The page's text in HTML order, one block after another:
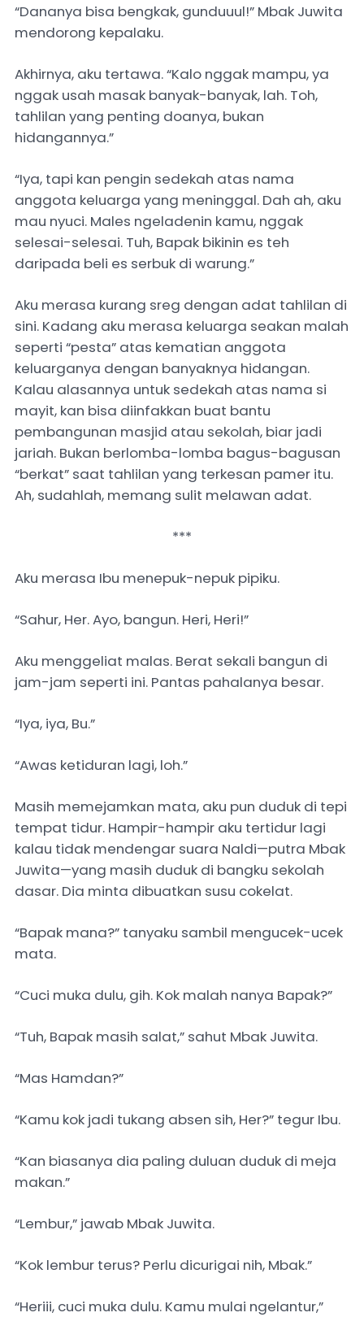
“Dananya bisa bengkak, gunduuul!” Mbak Juwita
mendorong kepalaku.
Akhirnya, aku tertawa. “Kalo nggak mampu, ya
nggak usah masak banyak-banyak, lah. Toh,
tahlilan yang penting doanya, bukan
hidangannya.”
“Iya, tapi kan pengin sedekah atas nama
anggota keluarga yang meninggal. Dah ah, aku
mau nyuci. Males ngeladenin kamu, nggak
selesai-selesai. Tuh, Bapak bikinin es teh
daripada beli es serbuk di warung.”
Aku merasa kurang sreg dengan adat tahlilan di
sini. Kadang aku merasa keluarga seakan malah
seperti “pesta” atas kematian anggota
keluarganya dengan banyaknya hidangan.
Kalau alasannya untuk sedekah atas nama si
mayit, kan bisa diinfakkan buat bantu
pembangunan masjid atau sekolah, biar jadi
jariah. Bukan berlomba-lomba bagus-bagusan
“berkat” saat tahlilan yang terkesan pamer itu.
Ah, sudahlah, memang sulit melawan adat.
***
Aku merasa Ibu menepuk-nepuk pipiku.
“Sahur, Her. Ayo, bangun. Heri, Heri!”
Aku menggeliat malas. Berat sekali bangun di
jam-jam seperti ini. Pantas pahalanya besar.
“Iya, iya, Bu.”
“Awas ketiduran lagi, loh.”
Masih memejamkan mata, aku pun duduk di tepi
tempat tidur. Hampir-hampir aku tertidur lagi
kalau tidak mendengar suara Naldi—putra Mbak
Juwita—yang masih duduk di bangku sekolah
dasar. Dia minta dibuatkan susu cokelat.
“Bapak mana?” tanyaku sambil mengucek-ucek
mata.
“Cuci muka dulu, gih. Kok malah nanya Bapak?”
“Tuh, Bapak masih salat,” sahut Mbak Juwita.
“Mas Hamdan?”
“Kamu kok jadi tukang absen sih, Her?” tegur Ibu.
“Kan biasanya dia paling duluan duduk di meja
makan.”
“Lembur,” jawab Mbak Juwita.
“Kok lembur terus? Perlu dicurigai nih, Mbak.”
“Heriii, cuci muka dulu. Kamu mulai ngelantur,”